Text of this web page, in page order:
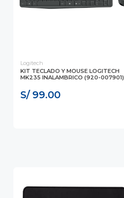
Logitech
KIT TECLADO Y MOUSE LOGITECH
MK235 INALAMBRICO (920-007901)
S/ 99.00